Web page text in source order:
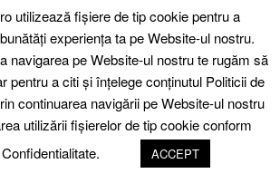
utilizează fişiere de tip cookie pentru a
experiența ta pe Website-ul nostru.
navigarea pe Website-ul nostru te rugăm să
pentru a citi și înțelege conținutul Politicii de
continuarea navigării pe Website-ul nostru
utilizării fişierelor de tip cookie conform
ACCEPT